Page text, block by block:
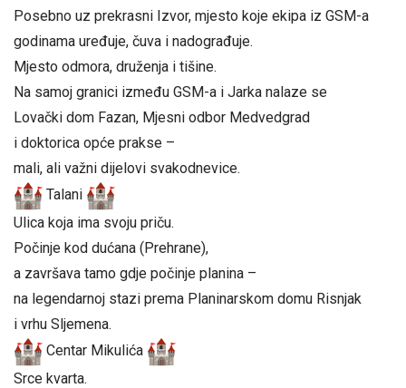
Posebno uz prekrasni Izvor, mjesto koje ekipa iz GSM-a
godinama uređuje, čuva i nadograđuje.
Mjesto odmora, druženja i tišine.
Na samoj granici između GSM-a i Jarka nalaze se
Lovački dom Fazan, Mjesni odbor Medvedgrad
i doktorica opće prakse –
mali, ali važni dijelovi svakodnevice.
Talani
Ulica koja ima svoju priču.
Počinje kod dućana (Prehrane),
a završava tamo gdje počinje planina –
na legendarnoj stazi prema Planinarskom domu Risnjak
i vrhu Sljemena.
Centar Mikulića
Srce kvarta.